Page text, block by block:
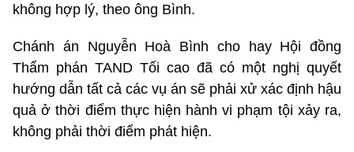
không hợp lý, theo ông Bình.
Chánh án Nguyễn Hoà Bình cho hay Hội đồng
Thẩm phán TAND Tối cao đã có một nghị quyết
hướng dẫn tất cả các vụ án sẽ phải xử xác định hậu
quả ở thời điểm thực hiện hành vi phạm tội xảy ra,
không phải thời điểm phát hiện.